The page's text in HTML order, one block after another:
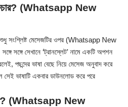
(Whatsapp New
শুধু সংশ্লিষ্ট মেসেজটির ওপর (Whatsapp New
সঙ্গে সেখানে ‘ট্রানস্লেট’ নামে একটি অপশন
পছন্দের ভাষা বেছে নিয়ে মেসেজ অনুবাদ করে
সেই ভাষাটি একবার ডাউনলোড করে পরে
(Whatsapp New